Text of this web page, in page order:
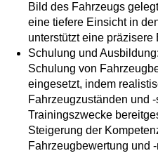
Bild des Fahrzeugs
eine tiefere Einsicht in
unterstützt eine präzisere
Schulung und
Schulung von
eingesetzt, indem
Fahrzeugzuständen und
Trainingszwecke
Steigerung der
Fahrzeugbewertung und